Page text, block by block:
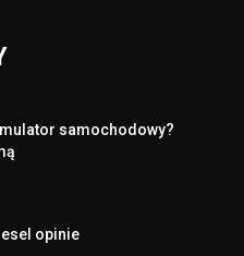
samochodowy?
opinie